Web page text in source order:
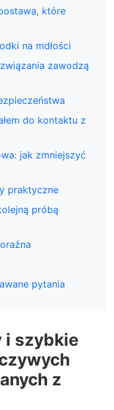
które
na mdłości
zawodzą
do kontaktu z
jak zmniejszyć
praktyczne
próbą
pytania
i szybkie
z